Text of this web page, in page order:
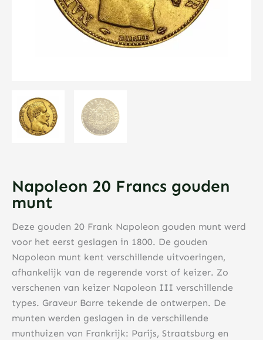
Napoleon 20 Francs gouden
munt
Deze gouden 20 Frank Napoleon gouden munt werd
voor het eerst geslagen in 1800. De gouden
Napoleon munt kent verschillende uitvoeringen,
afhankelijk van de regerende vorst of keizer. Zo
verschenen van keizer Napoleon III verschillende
types. Graveur Barre tekende de ontwerpen. De
munten werden geslagen in de verschillende
munthuizen van Frankrijk: Parijs, Straatsburg en